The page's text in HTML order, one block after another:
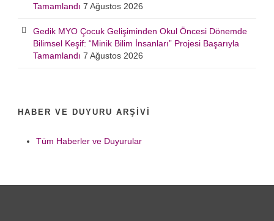
Tamamlandı 7 Ağustos 2026
Gedik MYO Çocuk Gelişiminden Okul Öncesi Dönemde
Bilimsel Keşif: “Minik Bilim İnsanları” Projesi Başarıyla
Tamamlandı 7 Ağustos 2026
HABER VE DUYURU ARŞIVI
Tüm Haberler ve Duyurular